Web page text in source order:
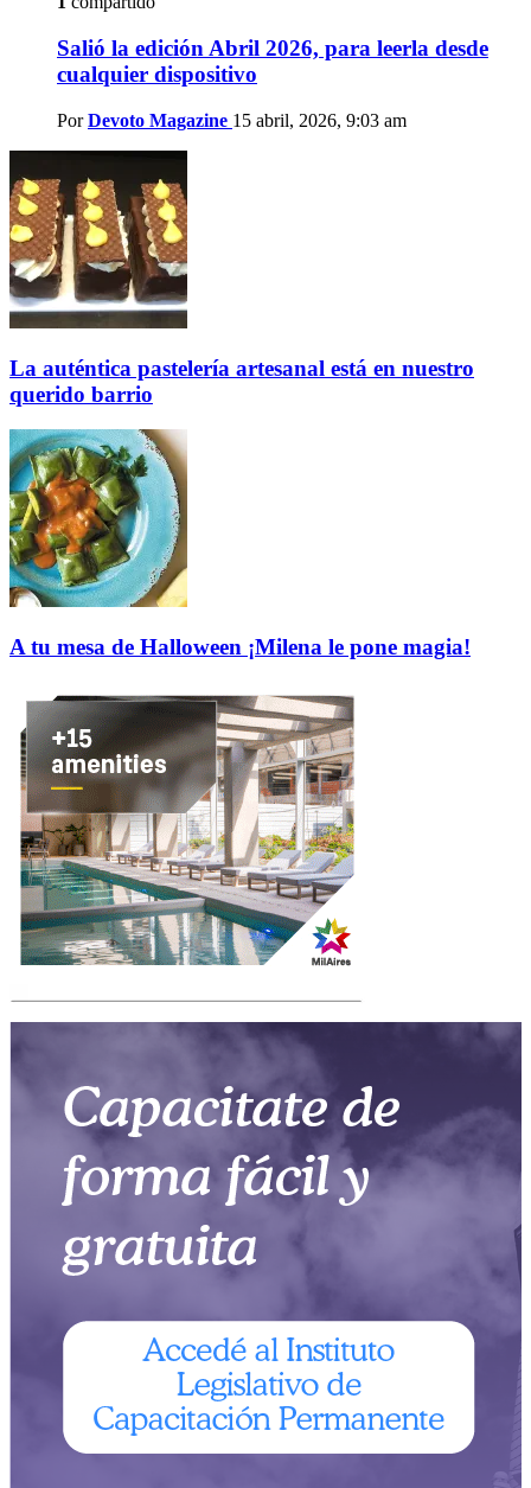
Salió la edición Abril 2026, para leerla desde
cualquier dispositivo
Por Devoto Magazine 15 abril, 2026, 9:03 am
La auténtica pastelería artesanal está en nuestro
querido barrio
A tu mesa de Halloween ¡Milena le pone magia!